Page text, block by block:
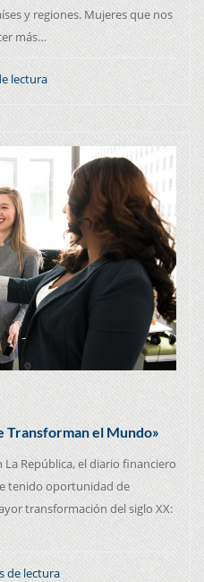
y regiones. Mujeres que nos
más…
lectura
Transforman el Mundo»
República, el diario financiero
tenido oportunidad de
transformación del siglo XX:
de lectura